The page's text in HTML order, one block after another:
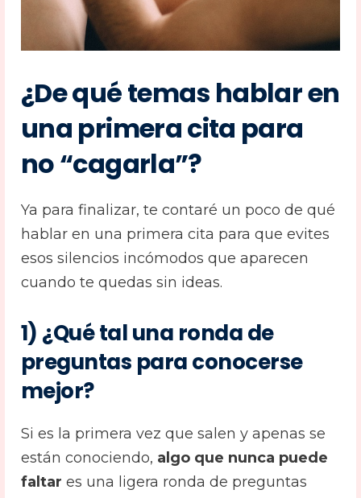
¿De qué temas hablar en
una primera cita para
no “cagarla”?
Ya para finalizar, te contaré un poco de qué
hablar en una primera cita para que evites
esos silencios incómodos que aparecen
cuando te quedas sin ideas.
1) ¿Qué tal una ronda de
preguntas para conocerse
mejor?
Si es la primera vez que salen y apenas se
están conociendo, algo que nunca puede
faltar es una ligera ronda de preguntas